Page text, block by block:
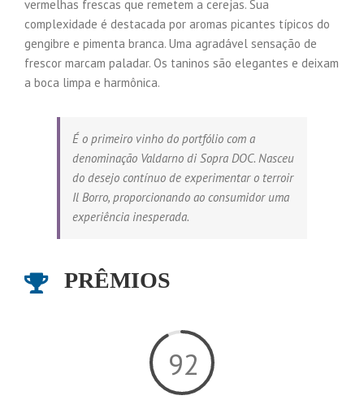
vermelhas frescas que remetem a cerejas. Sua
complexidade é destacada por aromas picantes típicos do
gengibre e pimenta branca. Uma agradável sensação de
frescor marcam paladar. Os taninos são elegantes e deixam
a boca limpa e harmônica.
É o primeiro vinho do portfólio com a
denominação Valdarno di Sopra DOC. Nasceu
do desejo contínuo de experimentar o terroir
Il Borro, proporcionando ao consumidor uma
experiência inesperada.
PRÊMIOS
92